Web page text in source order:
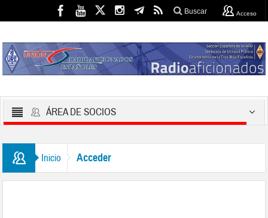
Buscar Acceso
ÁREA DE SOCIOS
Inicio Acceder